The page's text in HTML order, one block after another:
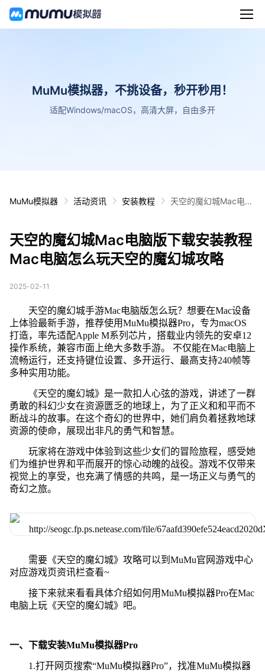
MuMu模拟器，不挑设备，秒开秒用！
适配Windows/macOS，高清大屏，自由多开
MuMu模拟器 活动资讯 安装教程
天空的魔幻城Mac电脑
攻略
天空的魔幻城Mac电脑版下载安装教程
Mac电脑怎么玩天空的魔幻城攻略
2025-02-11
天空的魔幻城手游Mac电脑版怎么玩？想要在Mac设备
上体验最新手游，推荐使用MuMu模拟器Pro，专为macOS
打造，率先适配Apple M系列芯片，搭载业内领先的安卓12
操作系统，兼容市面上绝大多数手游。 不仅能在Mac电脑上
流畅运行，还支持键位设置、多开运行、最高支持240帧等
多种实用功能。
《天空的魔幻城》是一款扣人心弦的游戏，讲述了一群
勇敢的科幻少女在资源匮乏的地球上，为了正义和和平而不
断战斗的故事。在这个奇幻的世界中，她们肩负着拯救地球
资源的使命，展现出非凡的勇气和智慧。
玩家将在游戏中体验到这些少女们的冒险旅程，感受她
们为维护世界和平而展开的惊心动魄的战役。游戏不仅带来
视觉上的享受，也充满了情感的共鸣，是一场正义与勇气的
奇幻之旅。
需要《天空的魔幻城》攻略可以到MuMu官网游戏中心
对应游戏页资讯栏查看~
接下来就来看看具体介绍如何用MuMu模拟器Pro在Mac
电脑上玩《天空的魔幻城》吧。
一、下载安装MuMu模拟器Pro
1.打开网页搜索“MuMu模拟器Pro”，找准MuMu模拟器